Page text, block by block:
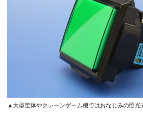
▲大型筐体やクレーンゲーム機ではおなじみの照光